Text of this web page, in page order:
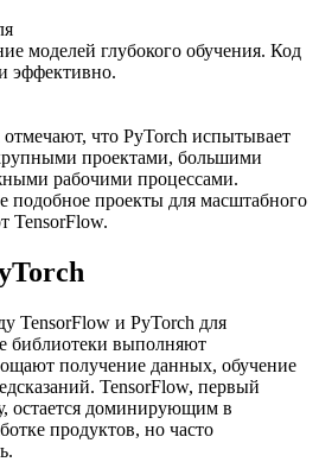
моделей глубокого обучения. Код
эффективно.
что PyTorch испытывает
проектами, большими
рабочими процессами.
подобное проекты для масштабного
TensorFlow.
TensorFlow и PyTorch для
библиотеки выполняют
получение данных, обучение
TensorFlow, первый
остается доминирующим в
продуктов, но часто